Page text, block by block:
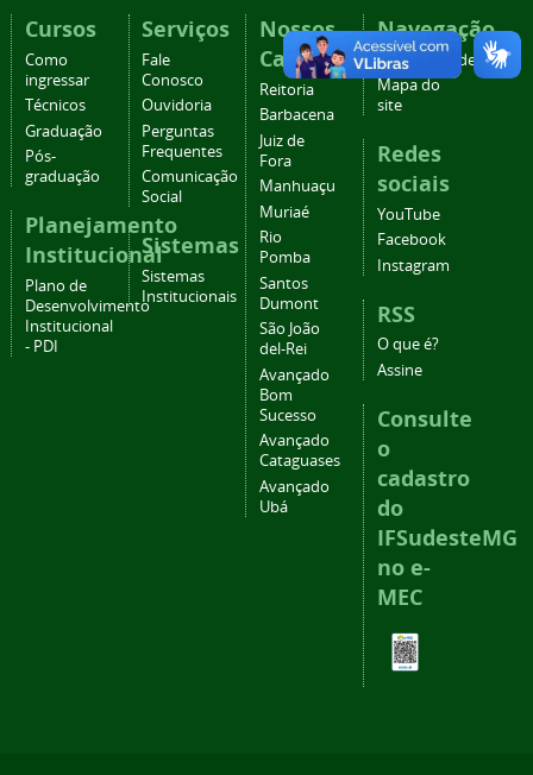
Cursos
Como
ingressar
Técnicos
Graduação
Pós-
graduação
Planejamento
Institucional
Plano de
Desenvolvimento
Institucional
- PDI
Serviços
Fale
Conosco
Ouvidoria
Perguntas
Frequentes
Comunicação
Social
Sistemas
Sistemas
Institucionais
Nossos
Campi
Reitoria
Barbacena
Juiz de
Fora
Manhuaçu
Muriaé
Rio
Pomba
Santos
Dumont
São João
del-Rei
Avançado
Bom
Sucesso
Avançado
Cataguases
Avançado
Ubá
Navegação
Acessibilidade
Mapa do
site
Redes
sociais
YouTube
Facebook
Instagram
RSS
O que é?
Assine
Consulte
o
cadastro
do
IFSudesteMG
no e-
MEC